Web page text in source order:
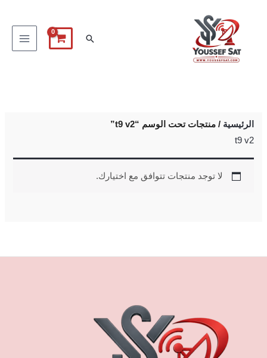
البحث
الرئيسية / منتجات تحت الوسم “t9 v2”
t9 v2
لا توجد منتجات تتوافق مع اختيارك.